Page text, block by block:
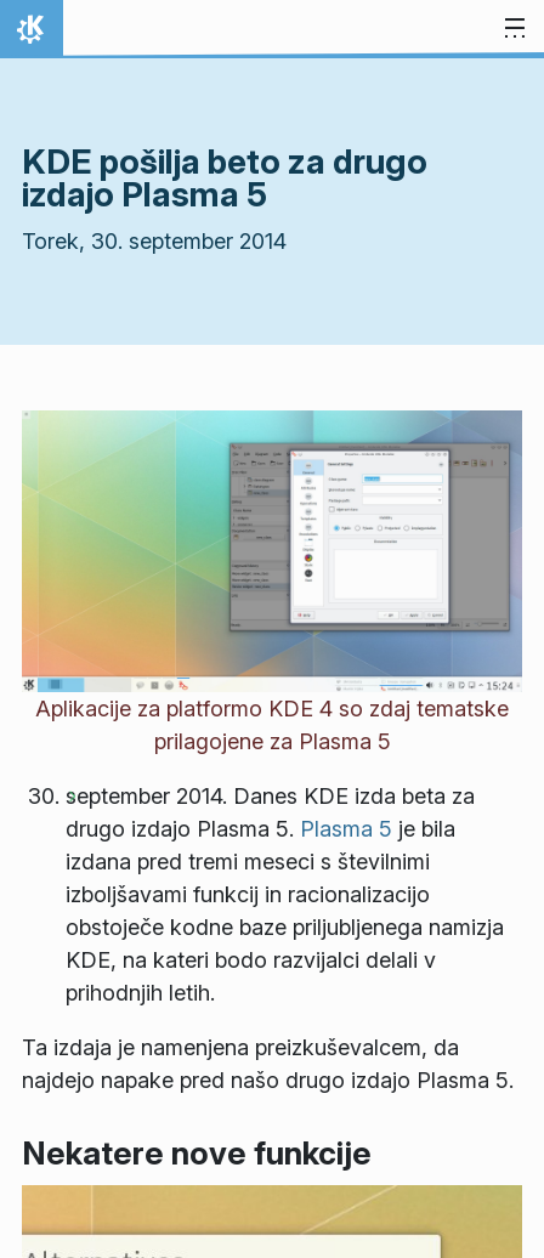
Preskoči na vsebino
Domov
KDE pošilja beto za drugo
izdajo Plasma 5
Torek, 30. september 2014
Aplikacije za platformo KDE 4 so zdaj tematske
prilagojene za Plasma 5
september 2014. Danes KDE izda beta za
drugo izdajo Plasma 5. Plasma 5 je bila
izdana pred tremi meseci s številnimi
izboljšavami funkcij in racionalizacijo
obstoječe kodne baze priljubljenega namizja
KDE, na kateri bodo razvijalci delali v
prihodnjih letih.
Ta izdaja je namenjena preizkuševalcem, da
najdejo napake pred našo drugo izdajo Plasma 5.
Nekatere nove funkcije